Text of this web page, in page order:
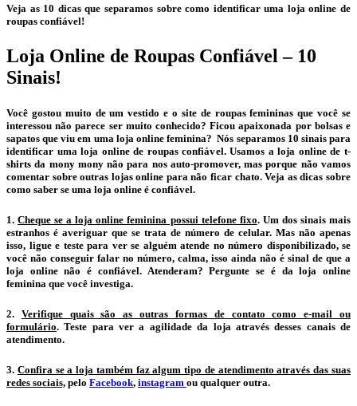
Veja as 10 dicas que separamos sobre como identificar uma loja online de
roupas confiável!
Loja Online de Roupas Confiável – 10
Sinais!
Você gostou muito de um vestido e o site de roupas femininas que você se
interessou não parece ser muito conhecido? Ficou apaixonada por bolsas e
sapatos que viu em uma loja online feminina? Nós separamos 10 sinais para
identificar uma loja online de roupas confiável. Usamos a loja online de t-
shirts da mony mony não para nos auto-promover, mas porque não vamos
comentar sobre outras lojas online para não ficar chato. Veja as dicas sobre
como saber se uma loja online é confiável.
1.Cheque se a loja online feminina possui telefone fixo. Um dos sinais mais
estranhos é averiguar que se trata de número de celular. Mas não apenas
isso, ligue e teste para ver se alguém atende no número disponibilizado, se
você não conseguir falar no número, calma, isso ainda não é sinal de que a
loja online não é confiável. Atenderam? Pergunte se é da loja online
feminina que você investiga.
2. Verifique quais são as outras formas de contato como e-mail ou
formulário. Teste para ver a agilidade da loja através desses canais de
atendimento.
3. Confira se a loja também faz algum tipo de atendimento através das suas
redes sociais, pelo Facebook, instagram ou qualquer outra.